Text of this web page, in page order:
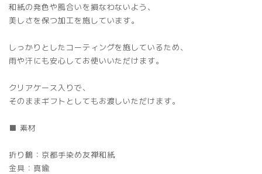
和紙の発色や風合いを損なわないよう、
美しさを保つ加工を施しています。
しっかりとしたコーティングを施しているため、
雨や汗にも安心してお使いいただけます。
クリアケース入りで、
そのままギフトとしてもお渡しいただけます。
■ 素材
折り鶴：京都手染め友禅和紙
金具：真鍮